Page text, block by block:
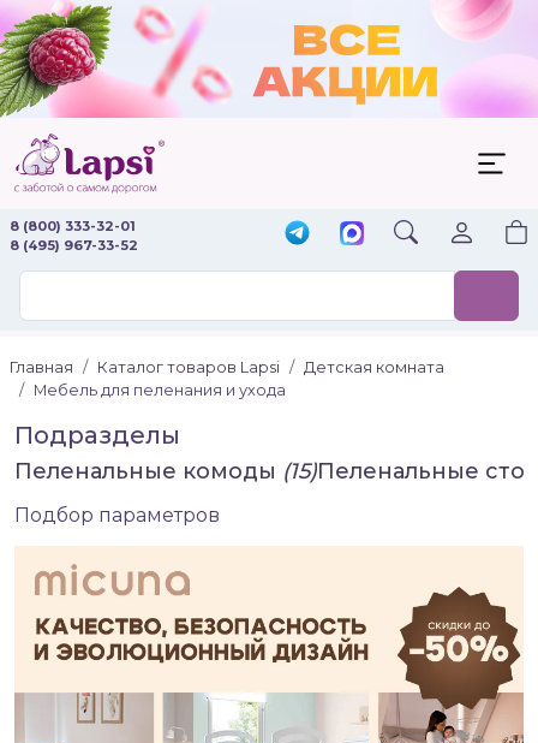
8 (800) 333-32-01
8 (495) 967-33-52
Главная Каталог товаров Lapsi
Детская комната
Мебель для пеленания и ухода
Подразделы
Пеленальные комоды (15)Пеленальные
Подбор параметров